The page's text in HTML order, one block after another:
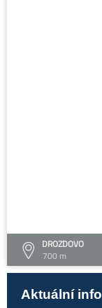
DROZDOVO
700 m
Aktuální info